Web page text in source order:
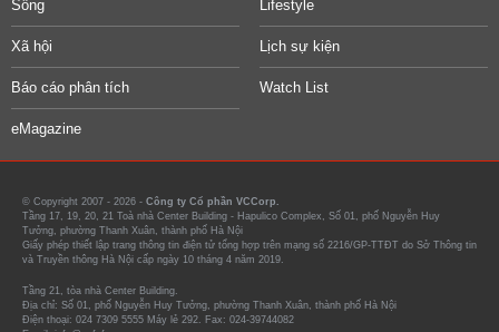
Sống Lifestyle
Xã hội Lịch sự kiện
Báo cáo phân tích Watch List
eMagazine
© Copyright 2007 - 2026 - Công ty Cổ phần VCCorp.
Tầng 17, 19, 20, 21 Toà nhà Center Building - Hapulico Complex, Số 01, phố Nguyễn Huy
Tưởng, phường Thanh Xuân, thành phố Hà Nội
Giấy phép thiết lập trang thông tin điện tử tổng hợp trên mạng số 2216/GP-TTĐT do Sở Thông tin
và Truyền thông Hà Nội cấp ngày 10 tháng 4 năm 2019.
Tầng 21, tòa nhà Center Building.
Địa chỉ: Số 01, phố Nguyễn Huy Tưởng, phường Thanh Xuân, thành phố Hà Nội
Điện thoại: 024 7309 5555 Máy lẻ 292. Fax: 024-39744082